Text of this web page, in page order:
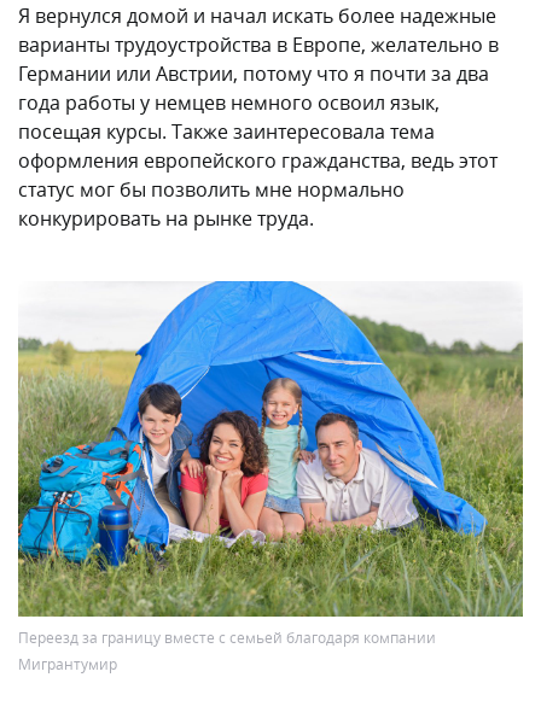
Я вернулся домой и начал искать более надежные
варианты трудоустройства в Европе, желательно в
Германии или Австрии, потому что я почти за два
года работы у немцев немного освоил язык,
посещая курсы. Также заинтересовала тема
оформления европейского гражданства, ведь этот
статус мог бы позволить мне нормально
конкурировать на рынке труда.
Переезд за границу вместе с семьей благодаря компании
Мигрантумир